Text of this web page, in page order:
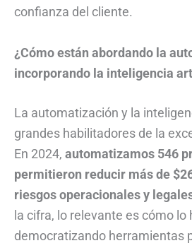
confianza del cliente.
¿Cómo están abordando la
incorporando la inteligencia
La automatización y la
grandes habilitadores de la
En 2024, automatizamos 546
permitieron reducir más de
riesgos operacionales y
la cifra, lo relevante es cómo lo
democratizando herramientas